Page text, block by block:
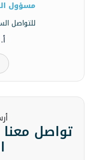
مسؤول
للتواصل
تواصل